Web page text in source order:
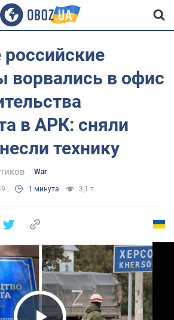
ворвались в офис
в АРК: сняли
технику
War
1 минута 3,1 т.